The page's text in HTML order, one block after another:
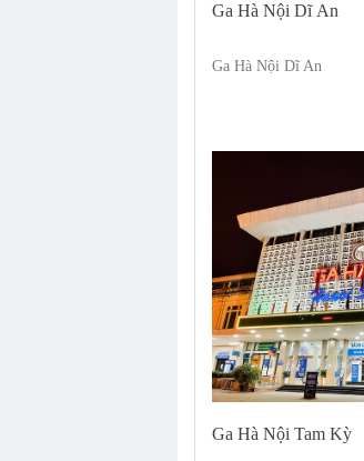
Ga Hà Nội Dĩ An
Ga Hà Nội Dĩ An
Ga Hà Nội Tam Kỳ